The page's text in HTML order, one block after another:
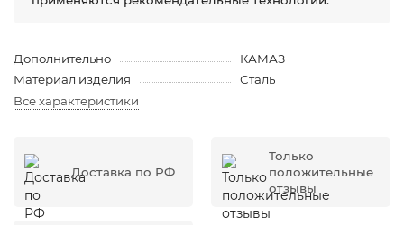
Дополнительно
КАМАЗ
Материал изделия
Сталь
Все характеристики
Доставка по РФ
Только
положительные
отзывы